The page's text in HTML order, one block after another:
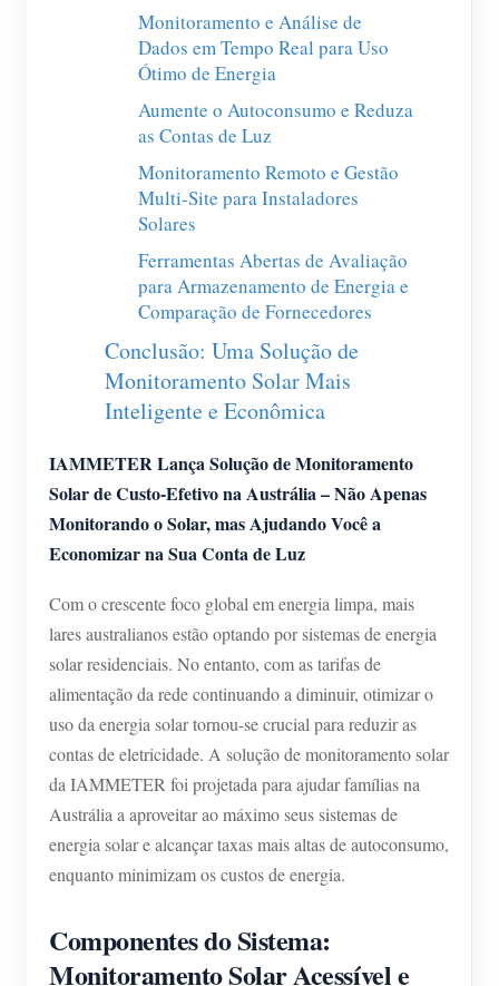
Monitor de consumo de eletricidade
Sistema de controle de aquecedor FV
Automação residencial
Monitoramento de energia da fábrica
Recursos
Início rápido do produto
Documento
FAQ
Blog
Comunidade
Programa de contribuidores
Centro de contribuidores
Atividades IAMMETER
Fórum
App Loja
Ranking FV
Soluções
Contato
Sobre nós
Monitoramento e Análise de
Dados em Tempo Real para Uso
Ótimo de Energia
Aumente o Autoconsumo e Reduza
as Contas de Luz
Monitoramento Remoto e Gestão
Multi-Site para Instaladores
Solares
Ferramentas Abertas de Avaliação
para Armazenamento de Energia e
Comparação de Fornecedores
Conclusão: Uma Solução de
Monitoramento Solar Mais
Inteligente e Econômica
IAMMETER Lança Solução de Monitoramento
Solar de Custo-Efetivo na Austrália – Não Apenas
Monitorando o Solar, mas Ajudando Você a
Economizar na Sua Conta de Luz
Com o crescente foco global em energia limpa, mais
lares australianos estão optando por sistemas de energia
solar residenciais. No entanto, com as tarifas de
alimentação da rede continuando a diminuir, otimizar o
uso da energia solar tornou-se crucial para reduzir as
contas de eletricidade. A solução de monitoramento solar
da IAMMETER foi projetada para ajudar famílias na
Austrália a aproveitar ao máximo seus sistemas de
energia solar e alcançar taxas mais altas de autoconsumo,
enquanto minimizam os custos de energia.
Componentes do Sistema:
Monitoramento Solar Acessível e